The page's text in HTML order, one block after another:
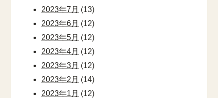
2023年7月 (13)
2023年6月 (12)
2023年5月 (12)
2023年4月 (12)
2023年3月 (12)
2023年2月 (14)
2023年1月 (12)